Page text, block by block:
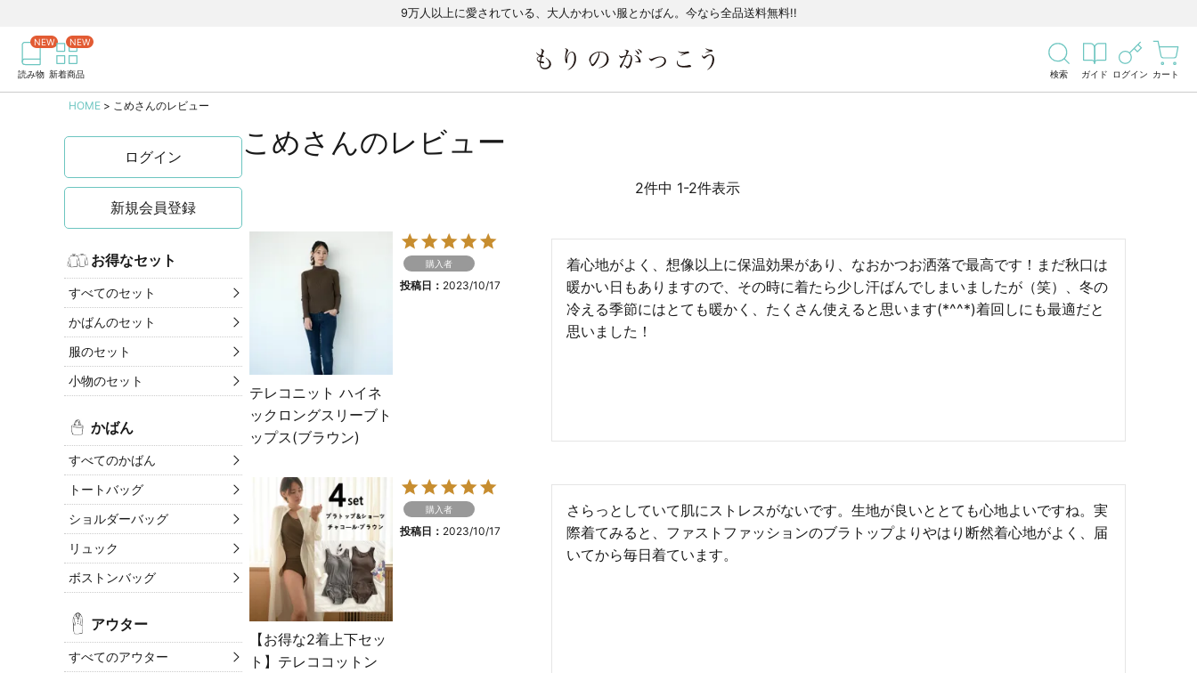
9万人以上に愛されている、大人かわいい服とかばん。今なら全品送料無料!!
読み物 新着商品 検索 ガイド ログイン カート
商品を検索
HOME こめさんのレビュー
ログイン
新規会員登録
お得なセット
すべてのセット
かばんのセット
服のセット
小物のセット
かばん
すべてのかばん
トートバッグ
ショルダーバッグ
リュック
ボストンバッグ
アウター
すべてのアウター
こめさんのレビュー
2件中 1-2件表示
テレコニット ハイネ
ックロングスリーブト
ップス(ブラウン)
購入者
投稿日 2023/10/17
着心地がよく、想像以上に保温効果があり、なおかつお洒落で最高です！まだ秋口は
暖かい日もありますので、その時に着たら少し汗ばんでしまいましたが（笑）、冬の
冷える季節にはとても暖かく、たくさん使えると思います(*^^*)着回しにも最適だと
思いました！
【お得な2着上下セッ
ト】テレココットン
購入者
投稿日 2023/10/17
さらっとしていて肌にストレスがないです。生地が良いととても心地よいですね。実
際着てみると、ファストファッションのブラトップよりやはり断然着心地がよく、届
いてから毎日着ています。